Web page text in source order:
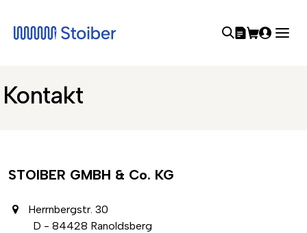
Kontakt
STOIBER GMBH & Co. KG
Herrnbergstr. 30
D - 84428 Ranoldsberg